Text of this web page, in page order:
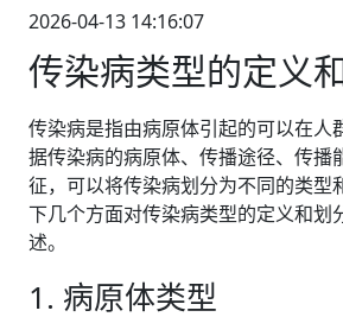
2026-04-13 14:16:07
传染病类型的定义
传染病是指由病原体引起的可以在人
据传染病的病原体、传播途径、传播
征，可以将传染病划分为不同的类型
下几个方面对传染病类型的定义和划
述。
1. 病原体类型